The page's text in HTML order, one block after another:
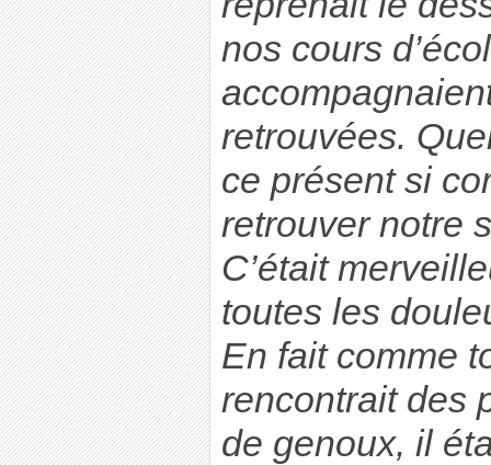
nos cours
retrouvées.
ce présent si
retrouver notre
C’était
toutes les
En fait comme
rencontrait des
de genoux, il